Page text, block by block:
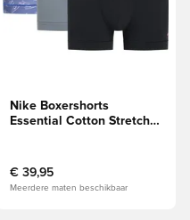
Nike Boxershorts
Essential Cotton Stretch
€ 39,95
Meerdere maten beschikbaar